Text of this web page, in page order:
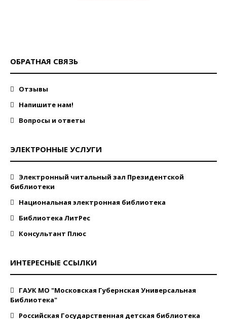
ОБРАТНАЯ СВЯЗЬ
Отзывы
Напишите нам!
Вопросы и ответы
ЭЛЕКТРОННЫЕ УСЛУГИ
Электронный читальный зал Президентской
библиотеки
Национальная электронная библиотека
Библиотека ЛитРес
Консультант Плюс
ИНТЕРЕСНЫЕ ССЫЛКИ
ГАУК МО "Московская Губернская Универсальная
Библиотека"
Российская Государственная детская библиотека